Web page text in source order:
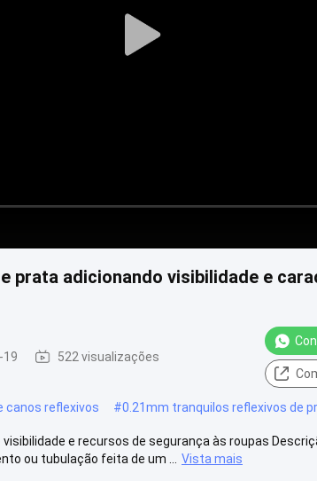
Play
prata adicionando visibilidade e
19 522 visualizações
canos reflexivos #0.21mm tranquilos reflexivos de
e recursos de segurança às roupas
ou tubulação feita de um ...
Vista mais